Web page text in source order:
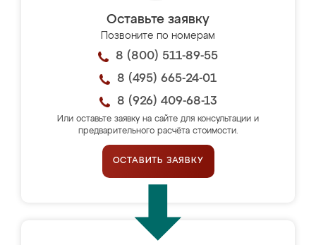
Оставьте заявку
Позвоните по номерам
8 (800) 511-89-55
8 (495) 665-24-01
8 (926) 409-68-13
Или оставьте заявку на сайте для консультации и
предварительного расчёта стоимости.
ОСТАВИТЬ ЗАЯВКУ